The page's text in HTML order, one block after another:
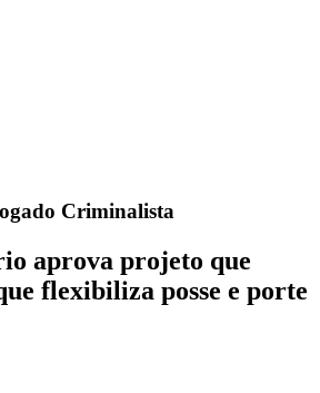
Criminalista
aprova projeto que
flexibiliza posse e porte